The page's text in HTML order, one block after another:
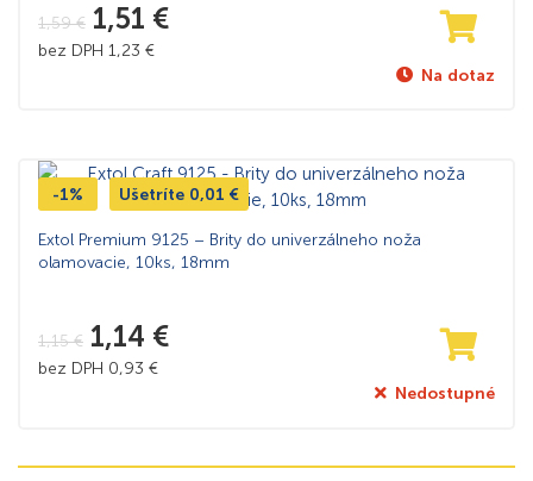
1,59€ 1,51 €
bez DPH 1,23 €
Na dotaz
-1% Ušetríte 0,01 €
Extol Premium 9125 – Brity do univerzálneho noža
olamovacie, 10ks, 18mm
1,15€ 1,14 €
bez DPH 0,93 €
Nedostupné